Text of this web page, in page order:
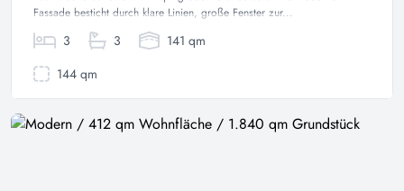
Fassade besticht durch klare Linien, große Fenster zur...
3 3
141 qm
144 qm